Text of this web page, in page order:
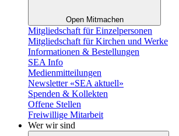
Open Mitmachen
Mitgliedschaft für Einzelpersonen
Mitgliedschaft für Kirchen und Werke
Informationen & Bestellungen
SEA Info
Medienmitteilungen
Newsletter «SEA aktuell»
Spenden & Kollekten
Offene Stellen
Freiwillige Mitarbeit
Wer wir sind